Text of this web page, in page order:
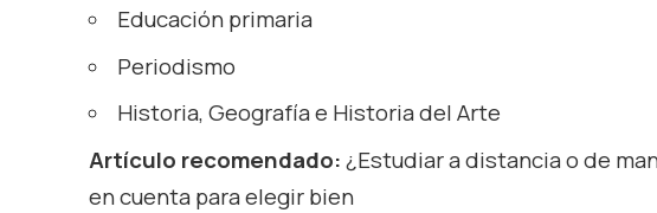
Educación primaria
Periodismo
Historia, Geografía e Historia del Arte
Artículo recomendado: ¿Estudiar a distancia o de
en cuenta para elegir bien